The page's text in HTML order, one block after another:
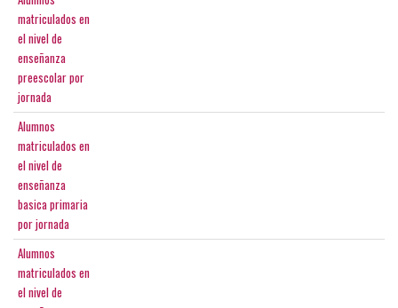
matriculados en
el nivel de
enseñanza
preescolar por
jornada
Alumnos
matriculados en
el nivel de
enseñanza
basica primaria
por jornada
Alumnos
matriculados en
el nivel de